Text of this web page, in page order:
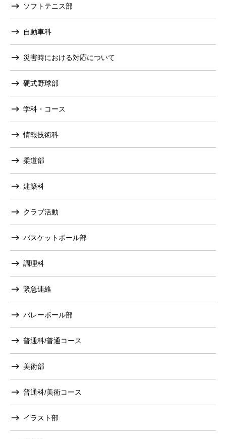
ソフトテニス部
自動車科
災害時における対応について
硬式野球部
学科・コース
情報技術科
柔道部
建築科
クラブ活動
バスケットボール部
調理科
緊急連絡
バレーボール部
普通科/普通コース
美術部
普通科/美術コース
イラスト部